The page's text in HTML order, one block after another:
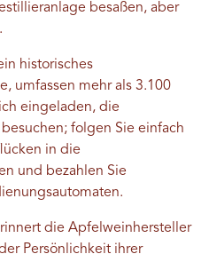
besaßen, aber
historisches
umfassen mehr als 3.100
eingeladen, die
folgen Sie einfach
in die
und bezahlen Sie
die Apfelweinhersteller
Persönlichkeit ihrer